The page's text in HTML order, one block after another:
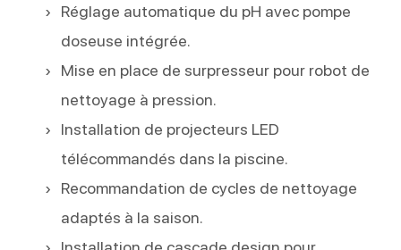
Réglage automatique du pH avec pompe
doseuse intégrée.
Mise en place de surpresseur pour robot de
nettoyage à pression.
Installation de projecteurs LED
télécommandés dans la piscine.
Recommandation de cycles de nettoyage
adaptés à la saison.